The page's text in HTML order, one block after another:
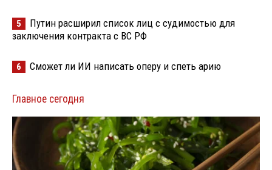
5
Путин расширил список лиц с судимостью для
заключения контракта с ВС РФ
6 Сможет ли ИИ написать оперу и спеть арию
Главное сегодня